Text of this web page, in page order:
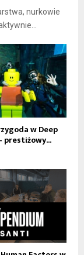
nurkowie
w Deep
prestiżowy...